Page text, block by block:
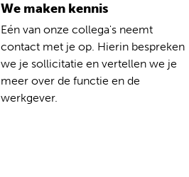
We maken kennis
Eén van onze collega's neemt
contact met je op. Hierin bespreken
we je sollicitatie en vertellen we je
meer over de functie en de
werkgever.